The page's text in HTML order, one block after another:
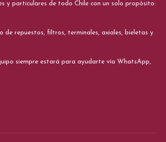
y particulares de todo Chile con un solo propósito:
de repuestos, filtros, terminales, axiales, bieletas y
siempre estará para ayudarte vía WhatsApp,